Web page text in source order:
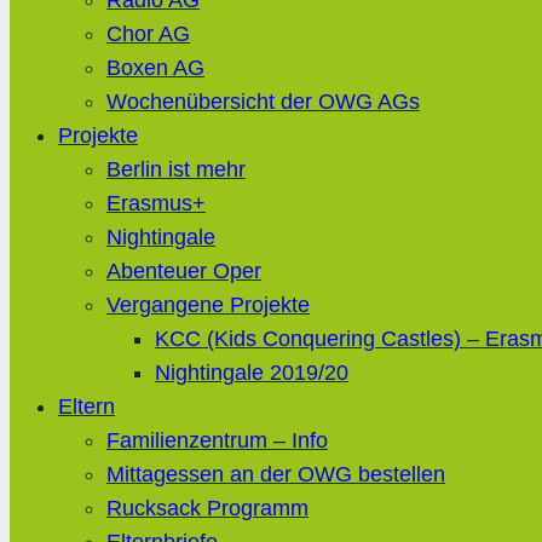
Chor AG
Boxen AG
Wochenübersicht der OWG AGs
Projekte
Berlin ist mehr
Erasmus+
Nightingale
Abenteuer Oper
Vergangene Projekte
KCC (Kids Conquering Castles) –
Nightingale 2019/20
Eltern
Familienzentrum – Info
Mittagessen an der OWG bestellen
Rucksack Programm